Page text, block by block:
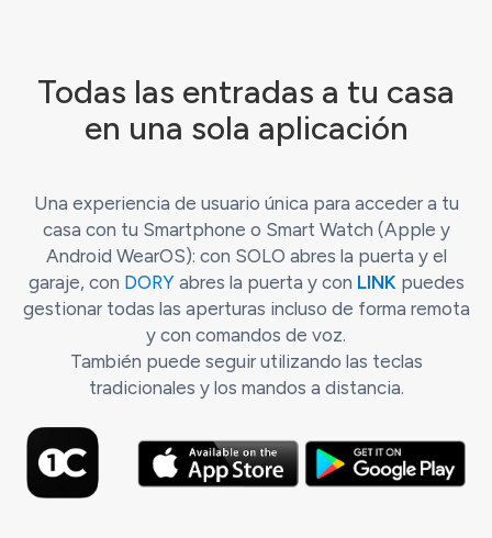
Todas las entradas a tu casa
en una sola aplicación
Una experiencia de usuario única para acceder a tu
casa con tu Smartphone o Smart Watch (Apple y
Android WearOS): con SOLO abres la puerta y el
garaje, con DORYabres la puerta y con LINK puedes
gestionar todas las aperturas incluso de forma remota
y con comandos de voz.
También puede seguir utilizando las teclas
tradicionales y los mandos a distancia.